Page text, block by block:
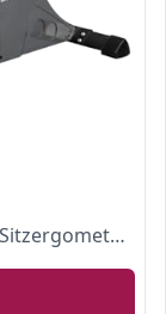
Skandika Liegeergometer Centaurus Sitzergometer Heimtrainer Liegeheimtrainer | 13kg Schwungmasse, 12 Trainingsprogramme, Bluetooth App-Steuerung, Google Street View | 150kg belastbar